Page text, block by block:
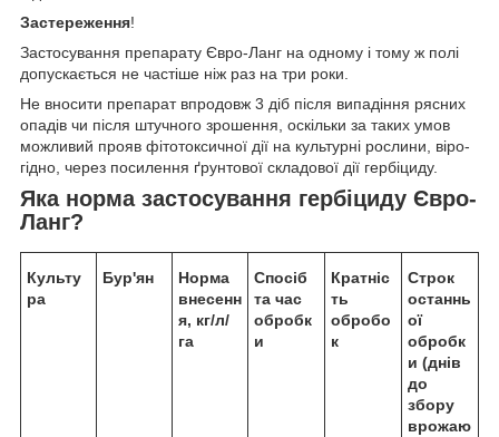
Застереження!
Застосування препарату Євро-Ланг на одному і тому ж полі
допускається не частіше ніж раз на три роки.
Не вносити препарат впродовж 3 діб після випадіння рясних
опадів чи після штучного зро­шення, оскільки за таких умов
можливий прояв фітотоксичної дії на культурні рослини, віро­
гідно, через посилення ґрунтової складової дії гербіциду.
Яка норма застосування гербіциду Євро-
Ланг?
Культу
ра
Бур'ян
Норма
внесенн
я, кг/л/
га
Спосіб
та час
обробк
и
Кратніс
ть
обробо
к
Строк
останнь
ої
обробк
и (днів
до
збору
врожаю